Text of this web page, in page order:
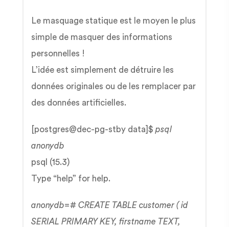
Le masquage statique est le moyen le plus
simple de masquer des informations
personnelles !
L’idée est simplement de détruire les
données originales ou de les remplacer par
des données artificielles.
[postgres@dec-pg-stby data]$ psql
anonydb
psql (15.3)
Type “help” for help.
anonydb=# CREATE TABLE customer ( id
SERIAL PRIMARY KEY, firstname TEXT,